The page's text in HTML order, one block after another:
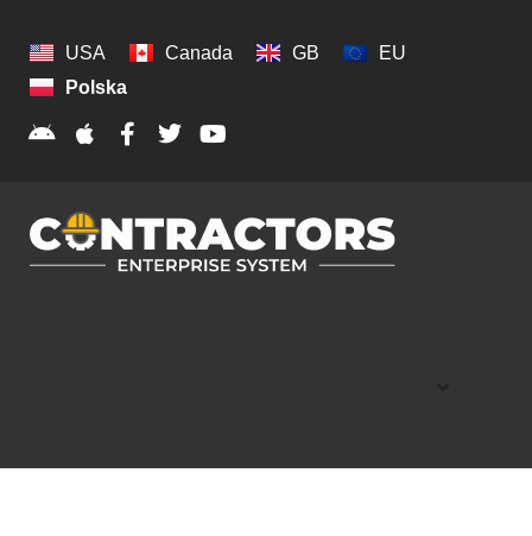
USA Canada GB
EU
Polska